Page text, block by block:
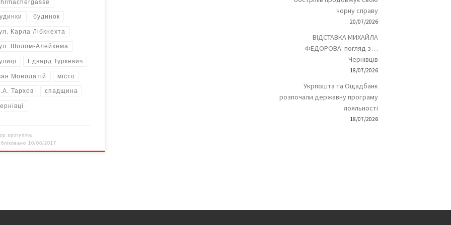
будинок
Карла Лібкнехта
Шолом-Алейхема
Едвард Туркевич
Монолатій місто
Тархов спадщина
sporynina
10/08/2017
чорну справу
20/07/2026
ВІДСТАВКА МИХАЙЛА
ФЕДОРОВА: погляд з…
Чернівців
18/07/2026
Укрпошта та Ощадбанк
розпочали державну програму
лояльності
18/07/2026